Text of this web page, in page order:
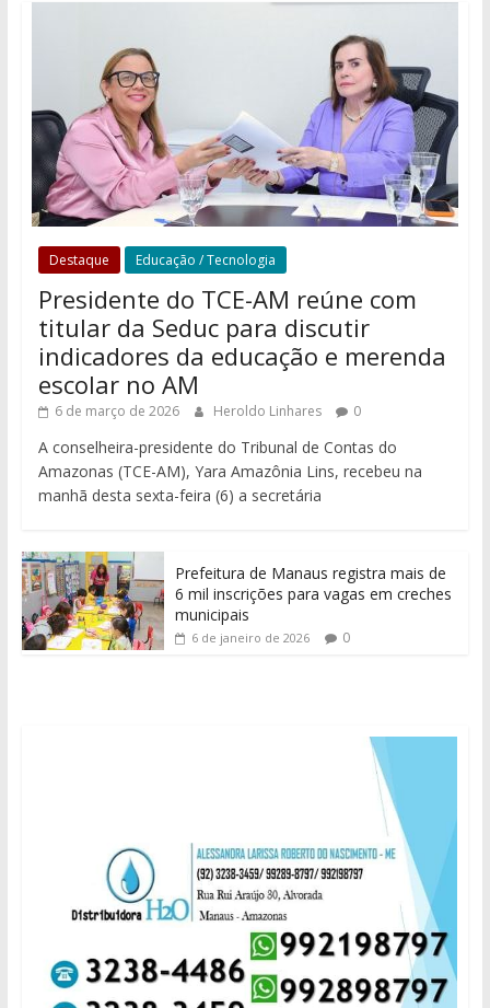
Destaque Educação / Tecnologia
Presidente do TCE-AM reúne com
titular da Seduc para discutir
indicadores da educação e merenda
escolar no AM
6 de março de 2026 Heroldo Linhares 0
A conselheira-presidente do Tribunal de Contas do
Amazonas (TCE-AM), Yara Amazônia Lins, recebeu na
manhã desta sexta-feira (6) a secretária
Prefeitura de Manaus registra mais de
6 mil inscrições para vagas em creches
municipais
6 de janeiro de 2026 0